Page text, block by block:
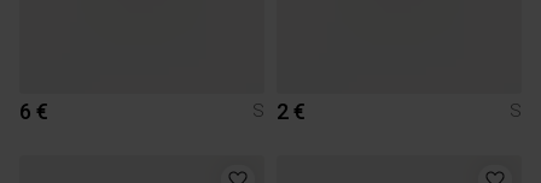
6 € S 2 € S